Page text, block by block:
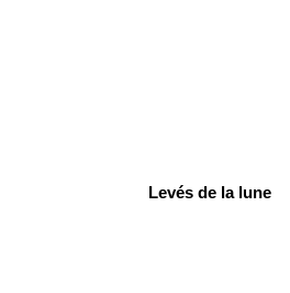
Levés de la lune